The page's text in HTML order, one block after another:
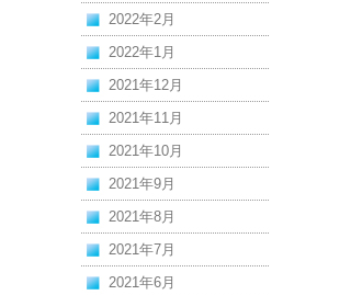
2022年2月
2022年1月
2021年12月
2021年11月
2021年10月
2021年9月
2021年8月
2021年7月
2021年6月